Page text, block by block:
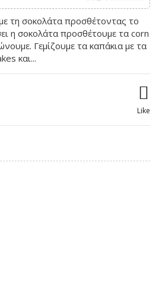
τη σοκολάτα προσθέτοντας το
η σοκολάτα προσθέτουμε τα corn
Γεμίζουμε τα καπάκια με τα
και...
Like